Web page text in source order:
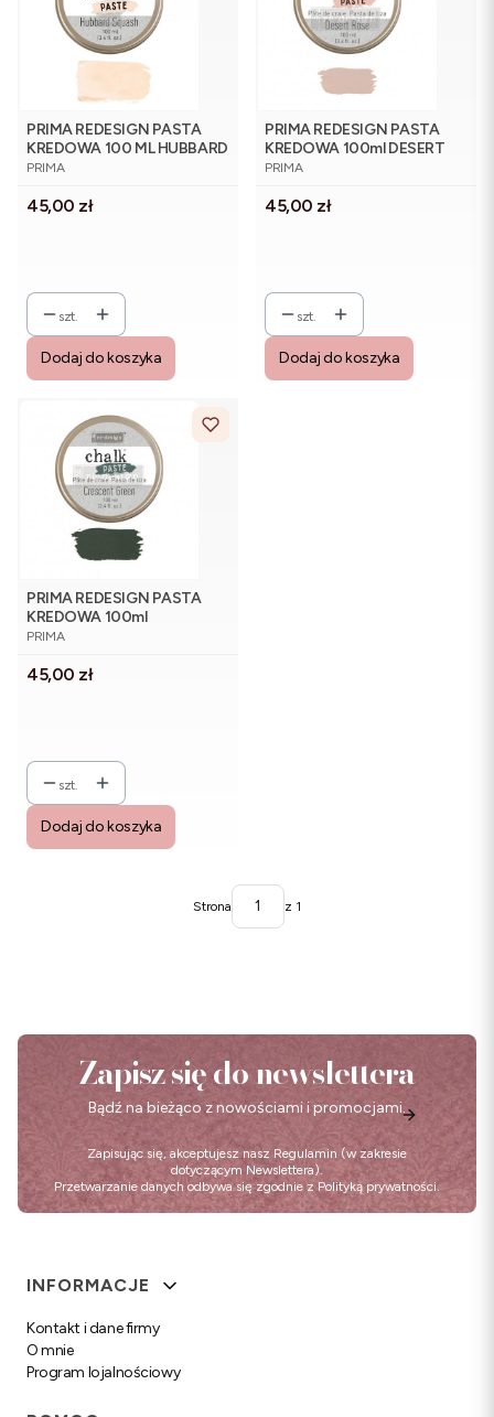
PRIMA REDESIGN PASTA
KREDOWA 100 ML HUBBARD
SQUASH
PRODUCENT
PRIMA
Cena
45,00 zł
szt.
Dodaj do koszyka
PRIMA REDESIGN PASTA
KREDOWA 100ml DESERT
ROSE
PRODUCENT
PRIMA
Cena
45,00 zł
szt.
Dodaj do koszyka
PRIMA REDESIGN PASTA
KREDOWA 100ml
CRESCENT GREEN
PRODUCENT
PRIMA
Cena
45,00 zł
szt.
Dodaj do koszyka
Strona z 1
Zapisz się do newslettera
Bądź na bieżąco z nowościami i promocjami.
Zapisując się, akceptujesz nasz Regulamin (w zakresie
dotyczącym Newslettera).
Przetwarzanie danych odbywa się zgodnie z Polityką prywatności.
Linki w stopce
INFORMACJE
Kontakt i dane firmy
O mnie
Program lojalnościowy